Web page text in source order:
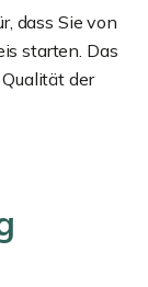
dass Sie von
starten. Das
der